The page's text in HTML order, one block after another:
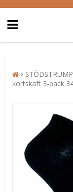
kortskaft 3-pack